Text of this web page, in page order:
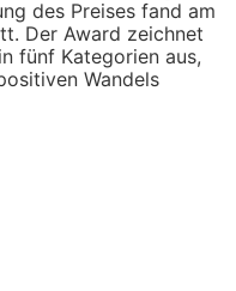
des Preises fand am
Der Award zeichnet
fünf Kategorien aus,
Wandels